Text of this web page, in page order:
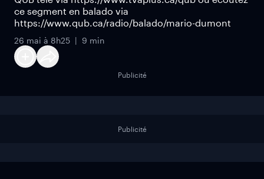
ce segment en balado via
https://www.qub.ca/radio/balado/mario-dumont
26 mai à 8h25 9 min
Publicité
Publicité